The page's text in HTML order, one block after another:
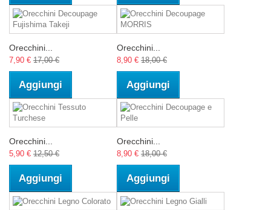
Orecchini...
7,90 € 17,00 €
Aggiungi
Orecchini...
8,90 € 18,00 €
Aggiungi
Orecchini...
5,90 € 12,50 €
Aggiungi
Orecchini...
8,90 € 18,00 €
Aggiungi